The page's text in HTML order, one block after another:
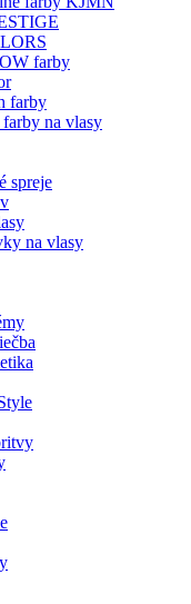
farby
farby
na vlasy
spreje
na vlasy